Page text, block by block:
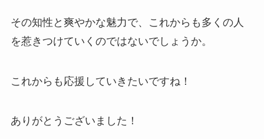
その知性と爽やかな魅力で、これからも多くの人
を惹きつけていくのではないでしょうか。
これからも応援していきたいですね！
ありがとうございました！